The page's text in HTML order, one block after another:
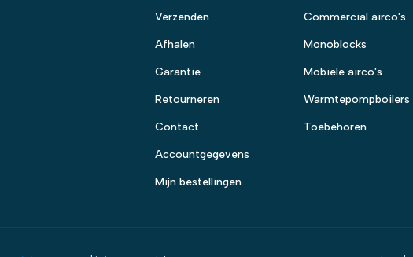
Verzenden
Afhalen
Garantie
Retourneren
Contact
Accountgegevens
Mijn bestellingen
Commercial airco's
Monoblocks
Mobiele airco's
Warmtepompboilers
Toebehoren